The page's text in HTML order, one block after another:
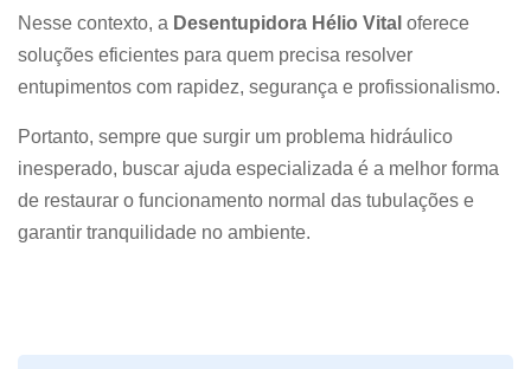
Nesse contexto, a Desentupidora Hélio Vital oferece
soluções eficientes para quem precisa resolver
entupimentos com rapidez, segurança e profissionalismo.
Portanto, sempre que surgir um problema hidráulico
inesperado, buscar ajuda especializada é a melhor forma
de restaurar o funcionamento normal das tubulações e
garantir tranquilidade no ambiente.